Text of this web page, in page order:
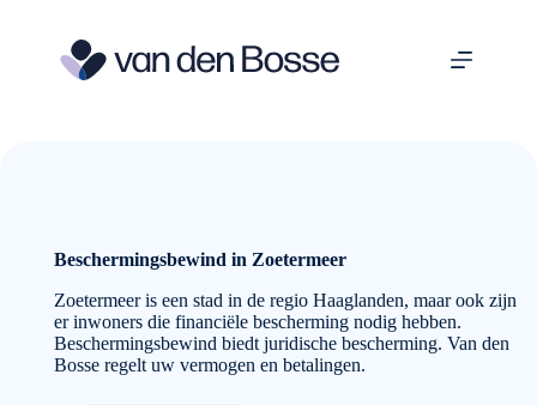
Beschermingsbewind in Zoetermeer
Zoetermeer is een stad in de regio Haaglanden, maar ook zijn
er inwoners die financiële bescherming nodig hebben.
Beschermingsbewind biedt juridische bescherming. Van den
Bosse regelt uw vermogen en betalingen.